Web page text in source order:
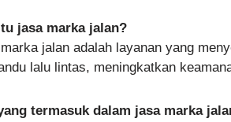
jasa marka jalan?
jalan adalah layanan yang
lalu lintas, meningkatkan
termasuk dalam jasa marka